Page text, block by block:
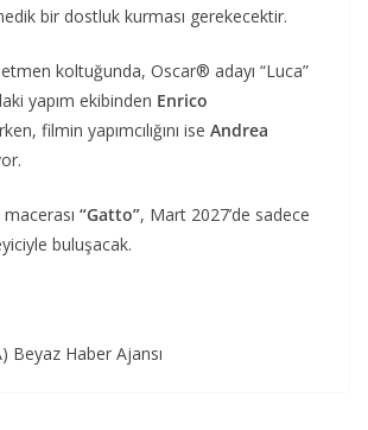
bir dostluk kurması gerekecektir.
koltuğunda, Oscar® adayı “Luca”
yapım ekibinden Enrico
filmin yapımcılığını ise Andrea
“Gatto”, Mart 2027’de sadece
buluşacak.
Beyaz Haber Ajansı